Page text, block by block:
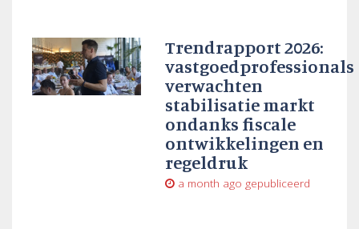
Trendrapport 2026:
vastgoedprofessionals
verwachten
stabilisatie markt
ondanks fiscale
ontwikkelingen en
regeldruk
a month ago gepubliceerd